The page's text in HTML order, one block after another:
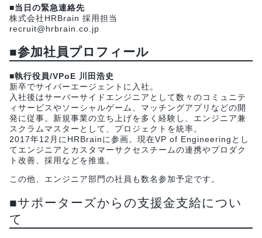
■当日の緊急連絡先
株式会社HRBrain 採用担当
recruit@hrbrain.co.jp
■参加社員プロフィール
■執行役員/VPoE 川田浩史
新卒でサイバーエージェントに入社。
入社後はサーバーサイドエンジニアとして数々のコミュニテ
ィサービスやソーシャルゲーム、マッチングアプリなどの開
発に従事。新規事業の立ち上げを多く経験し、エンジニア兼
スクラムマスターとして、プロジェクトを統率。
2017年12月にHRBrainに参画。現在VP of Engineeringとし
てエンジニアとカスタマーサクセスチームの連携やプロダク
ト改善、採用などを推進。
この他、エンジニア部門の社員も数名参加予定です。
■サポーターズからの支援金支給につい
て